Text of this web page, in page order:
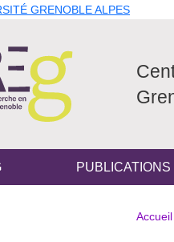
GRENOBLE ALPES
PUBLICATIONS
Fil
Accueil